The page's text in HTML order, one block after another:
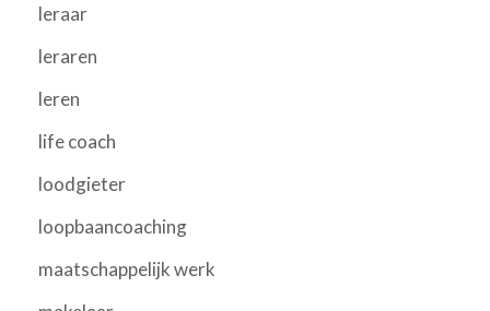
leraar
leraren
leren
life coach
loodgieter
loopbaancoaching
maatschappelijk werk